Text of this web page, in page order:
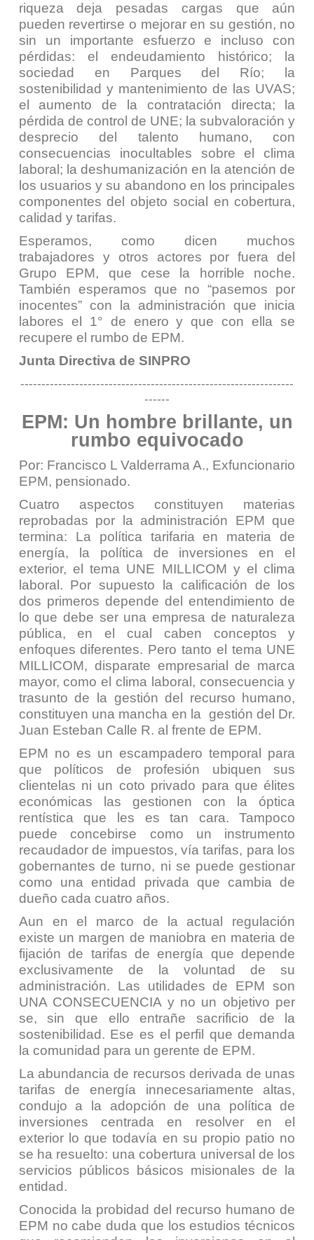
riqueza deja pesadas cargas que aún
pueden revertirse o mejorar en su gestión, no
sin un importante esfuerzo e incluso con
pérdidas: el endeudamiento histórico; la
sociedad en Parques del Río; la
sostenibilidad y mantenimiento de las UVAS;
el aumento de la contratación directa; la
pérdida de control de UNE; la subvaloración y
desprecio del talento humano, con
consecuencias inocultables sobre el clima
laboral; la deshumanización en la atención de
los usuarios y su abandono en los principales
componentes del objeto social en cobertura,
calidad y tarifas.
Esperamos, como dicen muchos
trabajadores y otros actores por fuera del
Grupo EPM, que cese la horrible noche.
También esperamos que no “pasemos por
inocentes” con la administración que inicia
labores el 1° de enero y que con ella se
recupere el rumbo de EPM.
Junta Directiva de SINPRO
-----------------------------------------------------------------
------
EPM: Un hombre brillante, un
rumbo equivocado
Por: Francisco L Valderrama A., Exfuncionario
EPM, pensionado.
Cuatro aspectos constituyen materias
reprobadas por la administración EPM que
termina: La política tarifaria en materia de
energía, la política de inversiones en el
exterior, el tema UNE MILLICOM y el clima
laboral. Por supuesto la calificación de los
dos primeros depende del entendimiento de
lo que debe ser una empresa de naturaleza
pública, en el cual caben conceptos y
enfoques diferentes. Pero tanto el tema UNE
MILLICOM, disparate empresarial de marca
mayor, como el clima laboral, consecuencia y
trasunto de la gestión del recurso humano,
constituyen una mancha en la gestión del Dr.
Juan Esteban Calle R. al frente de EPM.
EPM no es un escampadero temporal para
que políticos de profesión ubiquen sus
clientelas ni un coto privado para que élites
económicas las gestionen con la óptica
rentística que les es tan cara. Tampoco
puede concebirse como un instrumento
recaudador de impuestos, vía tarifas, para los
gobernantes de turno, ni se puede gestionar
como una entidad privada que cambia de
dueño cada cuatro años.
Aun en el marco de la actual regulación
existe un margen de maniobra en materia de
fijación de tarifas de energía que depende
exclusivamente de la voluntad de su
administración. Las utilidades de EPM son
UNA CONSECUENCIA y no un objetivo per
se, sin que ello entrañe sacrificio de la
sostenibilidad. Ese es el perfil que demanda
la comunidad para un gerente de EPM.
La abundancia de recursos derivada de unas
tarifas de energía innecesariamente altas,
condujo a la adopción de una política de
inversiones centrada en resolver en el
exterior lo que todavía en su propio patio no
se ha resuelto: una cobertura universal de los
servicios públicos básicos misionales de la
entidad.
Conocida la probidad del recurso humano de
EPM no cabe duda que los estudios técnicos